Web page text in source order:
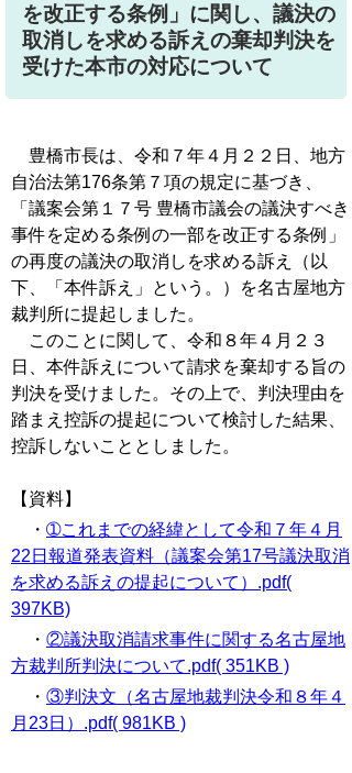
を改正する条例」に関し、議決の
取消しを求める訴えの棄却判決を
受けた本市の対応について
豊橋市長は、令和７年４月２２日、地方
自治法第176条第７項の規定に基づき、
「議案会第１７号 豊橋市議会の議決すべき
事件を定める条例の一部を改正する条例」
の再度の議決の取消しを求める訴え（以
下、「本件訴え」という。）を名古屋地方
裁判所に提起しました。
このことに関して、令和８年４月２３
日、本件訴えについて請求を棄却する旨の
判決を受けました。その上で、判決理由を
踏まえ控訴の提起について検討した結果、
控訴しないこととしました。
【資料】
・ ➀これまでの経緯として令和７年４月
22日報道発表資料（議案会第17号議決取消
を求める訴えの提起について）.pdf(
397KB)
・ ②議決取消請求事件に関する名古屋地
方裁判所判決について.pdf( 351KB )
・ ③判決文（名古屋地裁判決令和８年４
月23日）.pdf( 981KB )